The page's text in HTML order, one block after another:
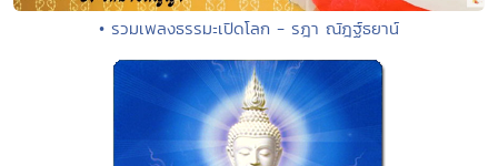
• รวมเพลงธรรมะเปิดโลก - รฎา ณัฎฐ์ธยาน์